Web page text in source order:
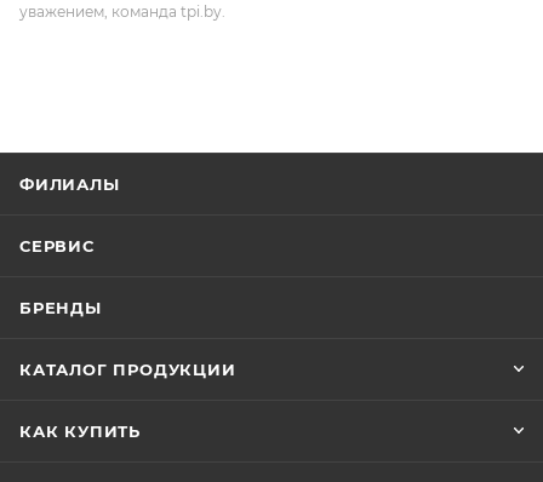
уважением, команда tpi.by.
ФИЛИАЛЫ
СЕРВИС
БРЕНДЫ
КАТАЛОГ ПРОДУКЦИИ
КАК КУПИТЬ